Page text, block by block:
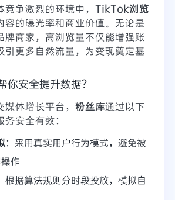
争激烈的环境中， TikTok浏览
容的曝光率和商业价值。无论是
牌商家，高浏览量不仅能增强账
引更多自然流量，为变现奠定基
你安全提升数据？
体增长平台， 粉丝库通过以下
安全有效：
：采用真实用户行为模式，避免被
作
根据算法规则分时段投放，模拟自